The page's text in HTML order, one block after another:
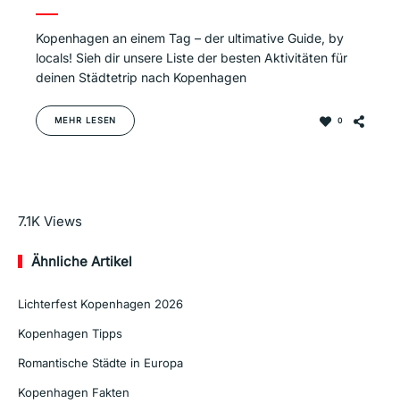
Kopenhagen an einem Tag – der ultimative Guide, by
locals! Sieh dir unsere Liste der besten Aktivitäten für
deinen Städtetrip nach Kopenhagen
MEHR LESEN 0
Mehr lesen
7.1K Views
Ähnliche Artikel
Lichterfest Kopenhagen 2026
Kopenhagen Tipps
Romantische Städte in Europa
Kopenhagen Fakten